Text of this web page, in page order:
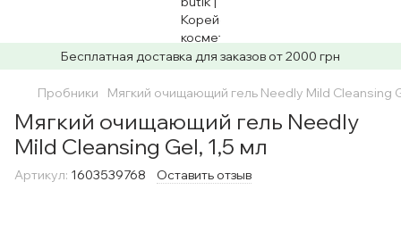
Бесплатная доставка для заказов от 2000 грн
Пробники Мягкий очищающий гель Needly Mild Cleansing
Мягкий очищающий гель Needly
Mild Cleansing Gel, 1,5 мл
Артикул: 1603539768 Оставить отзыв